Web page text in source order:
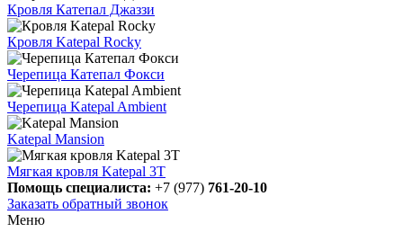
Кровля Катепал Джаззи
Кровля Katepal Rocky
Черепица Катепал Фокси
Черепица Katepal Ambient
Katepal Mansion
Мягкая кровля Katepal 3Т
Помощь специалиста: +7 (977) 761-20-10
Заказать обратный звонок
Меню